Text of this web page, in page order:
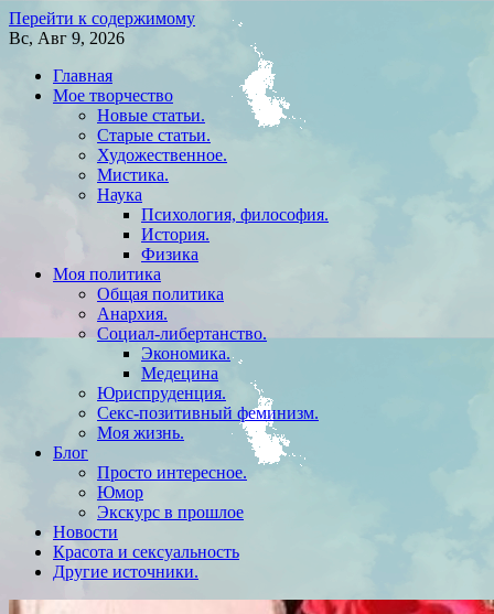
Перейти к содержимому
Вс, Авг 9, 2026
Главная
Мое творчество
Новые статьи.
Старые статьи.
Художественное.
Мистика.
Наука
Психология, философия.
История.
Физика
Моя политика
Общая политика
Анархия.
Социал-либертанство.
Экономика.
Медецина
Юриспруденция.
Секс-позитивный феминизм.
Моя жизнь.
Блог
Просто интересное.
Юмор
Экскурс в прошлое
Новости
Красота и сексуальность
Другие источники.